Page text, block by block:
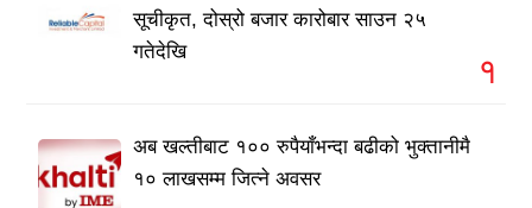
सूचीकृत, दोस्रो बजार कारोबार साउन २५
गतेदेखि
१
अब खल्तीबाट १०० रुपैयाँभन्दा बढीको भुक्तानीमै
१० लाखसम्म जित्ने अवसर